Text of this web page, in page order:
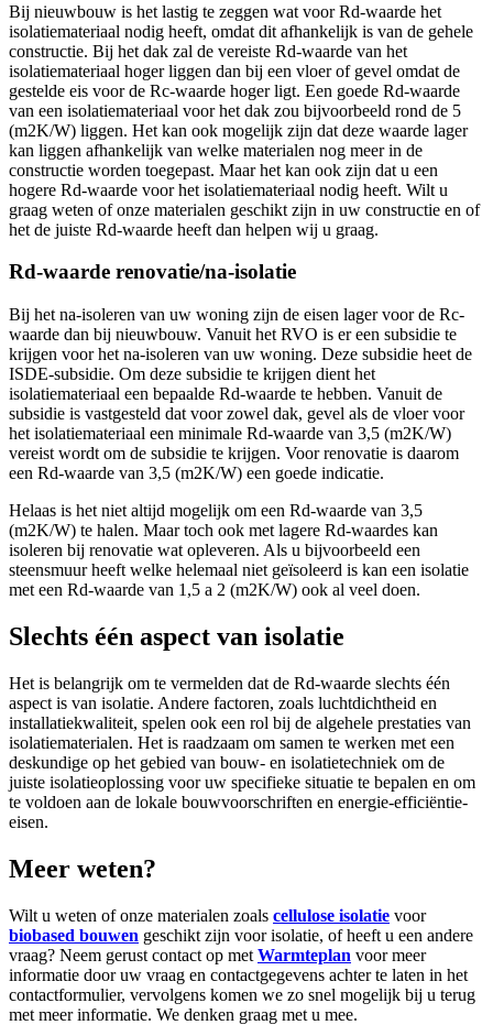
Bij nieuwbouw is het lastig te zeggen wat voor Rd-waarde het
isolatiemateriaal nodig heeft, omdat dit afhankelijk is van de gehele
constructie. Bij het dak zal de vereiste Rd-waarde van het
isolatiemateriaal hoger liggen dan bij een vloer of gevel omdat de
gestelde eis voor de Rc-waarde hoger ligt. Een goede Rd-waarde
van een isolatiemateriaal voor het dak zou bijvoorbeeld rond de 5
(m2K/W) liggen. Het kan ook mogelijk zijn dat deze waarde lager
kan liggen afhankelijk van welke materialen nog meer in de
constructie worden toegepast. Maar het kan ook zijn dat u een
hogere Rd-waarde voor het isolatiemateriaal nodig heeft. Wilt u
graag weten of onze materialen geschikt zijn in uw constructie en of
het de juiste Rd-waarde heeft dan helpen wij u graag.
Rd-waarde renovatie/na-isolatie
Bij het na-isoleren van uw woning zijn de eisen lager voor de Rc-
waarde dan bij nieuwbouw. Vanuit het RVO is er een subsidie te
krijgen voor het na-isoleren van uw woning. Deze subsidie heet de
ISDE-subsidie. Om deze subsidie te krijgen dient het
isolatiemateriaal een bepaalde Rd-waarde te hebben. Vanuit de
subsidie is vastgesteld dat voor zowel dak, gevel als de vloer voor
het isolatiemateriaal een minimale Rd-waarde van 3,5 (m2K/W)
vereist wordt om de subsidie te krijgen. Voor renovatie is daarom
een Rd-waarde van 3,5 (m2K/W) een goede indicatie.
Helaas is het niet altijd mogelijk om een Rd-waarde van 3,5
(m2K/W) te halen. Maar toch ook met lagere Rd-waardes kan
isoleren bij renovatie wat opleveren. Als u bijvoorbeeld een
steensmuur heeft welke helemaal niet geïsoleerd is kan een isolatie
met een Rd-waarde van 1,5 a 2 (m2K/W) ook al veel doen.
Slechts één aspect van isolatie
Het is belangrijk om te vermelden dat de Rd-waarde slechts één
aspect is van isolatie. Andere factoren, zoals luchtdichtheid en
installatiekwaliteit, spelen ook een rol bij de algehele prestaties van
isolatiematerialen. Het is raadzaam om samen te werken met een
deskundige op het gebied van bouw- en isolatietechniek om de
juiste isolatieoplossing voor uw specifieke situatie te bepalen en om
te voldoen aan de lokale bouwvoorschriften en energie-efficiëntie-
eisen.
Meer weten?
Wilt u weten of onze materialen zoals cellulose isolatie voor
biobased bouwen geschikt zijn voor isolatie, of heeft u een andere
vraag? Neem gerust contact op met Warmteplan voor meer
informatie door uw vraag en contactgegevens achter te laten in het
contactformulier, vervolgens komen we zo snel mogelijk bij u terug
met meer informatie. We denken graag met u mee.